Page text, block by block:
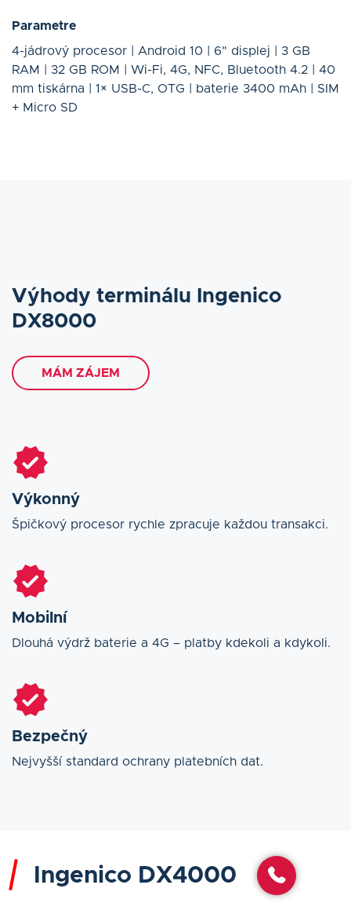
Parametre
4-jádrový procesor | Android 10 | 6" displej | 3 GB
RAM | 32 GB ROM | Wi-Fi, 4G, NFC, Bluetooth 4.2 | 40
mm tiskárna | 1× USB-C, OTG | baterie 3400 mAh | SIM
+ Micro SD
Výhody terminálu Ingenico
DX8000
MÁM ZÁJEM
Výkonný
Špičkový procesor rychle zpracuje každou transakci.
Mobilní
Dlouhá výdrž baterie a 4G – platby kdekoli a kdykoli.
Bezpečný
Nejvyšší standard ochrany platebních dat.
Ingenico DX4000